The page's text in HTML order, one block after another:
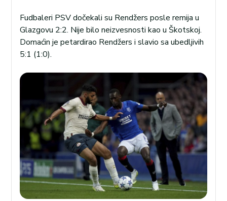
Fudbaleri PSV dočekali su Rendžers posle remija u
Glazgovu 2:2. Nije bilo neizvesnosti kao u Škotskoj.
Domaćin je petardirao Rendžers i slavio sa ubedljivih
5:1 (1:0).